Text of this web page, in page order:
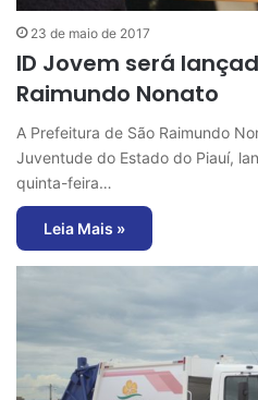
23 de maio de 2017
ID Jovem será
Raimundo Nonato
A Prefeitura de São Raimundo
Juventude do Estado do Piauí,
quinta-feira…
Leia Mais »